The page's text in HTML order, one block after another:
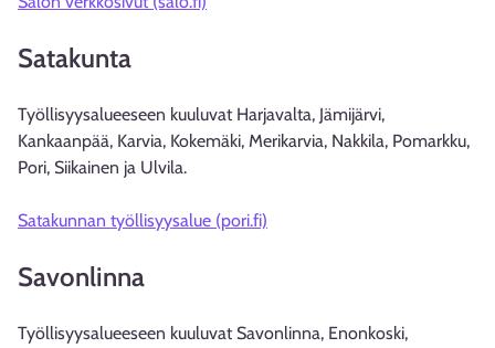
Satakunta
Työllisyysalueeseen kuuluvat Harjavalta, Jämijärvi,
Kankaanpää, Karvia, Kokemäki, Merikarvia, Nakkila, Pomarkku,
Pori, Siikainen ja Ulvila.
Satakunnan työllisyysalue (pori.fi)
Savonlinna
Työllisyysalueeseen kuuluvat Savonlinna, Enonkoski,